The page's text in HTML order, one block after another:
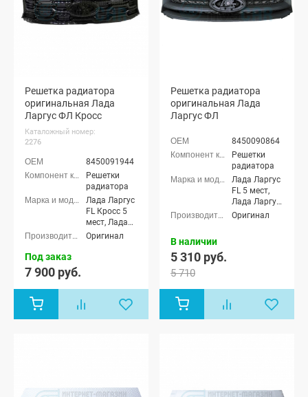
Решетка радиатора
оригинальная Лада
Ларгус ФЛ Кросс
Каталожный номер:
2276
8450091944
Решетки
радиатора
Лада Ларгус
FL Кросс 5
мест, Лада
Ларгус FL
Оригинал
Под заказ
7 900 руб.
Решетка радиатора
оригинальная Лада
Ларгус ФЛ
8450090864
Решетки
радиатора
Лада Ларгус
FL 5 мест,
Лада Ларгус
FL 7 мест
Оригинал
В наличии
5 310 руб.
5 710